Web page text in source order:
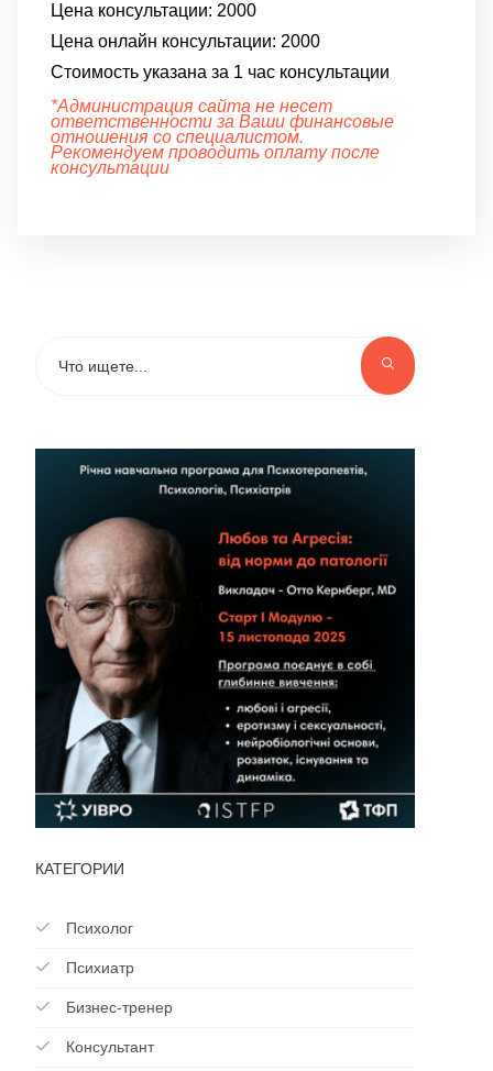
Цена консультации: 2000
Цена онлайн консультации: 2000
Стоимость указана за 1 час консультации
*Администрация сайта не несет
ответственности за Ваши финансовые
отношения со специалистом.
Рекомендуем проводить оплату после
консультации
КАТЕГОРИИ
Психолог
Психиатр
Бизнес-тренер
Консультант